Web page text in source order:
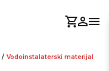
Košarica
/ Vodoinstalaterski materijal